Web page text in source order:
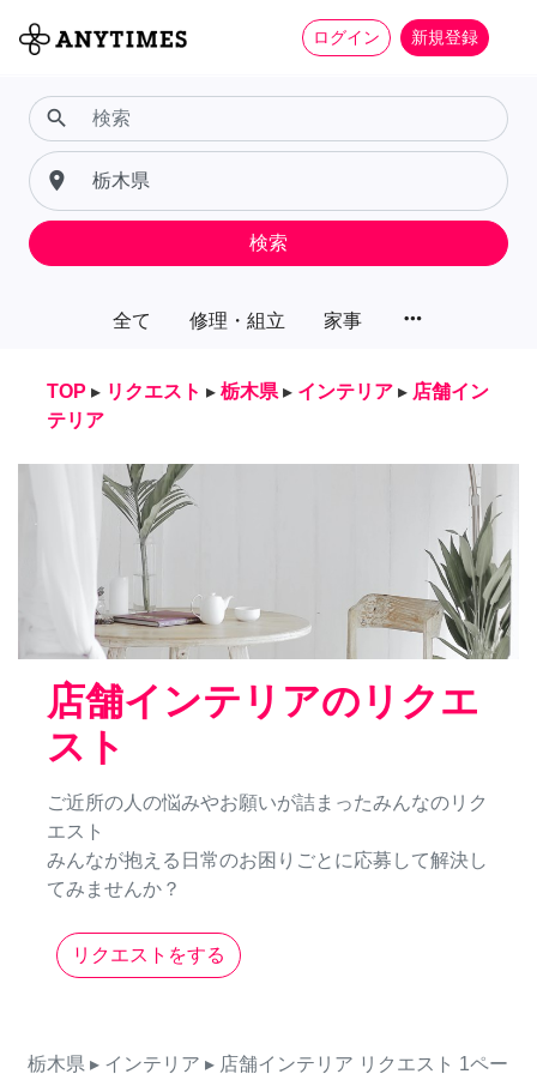
ログイン 新規登録
全て 修理・組立 家事 more_horiz
search
place
検索
TOP ▸ リクエスト ▸ 栃木県 ▸ インテリア ▸ 店舗イン
テリア
店舗インテリアのリクエ
スト
ご近所の人の悩みやお願いが詰まったみんなのリク
エスト
みんなが抱える日常のお困りごとに応募して解決し
てみませんか？
リクエストをする
栃木県 ▸ インテリア ▸ 店舗インテリア リクエスト 1ペー